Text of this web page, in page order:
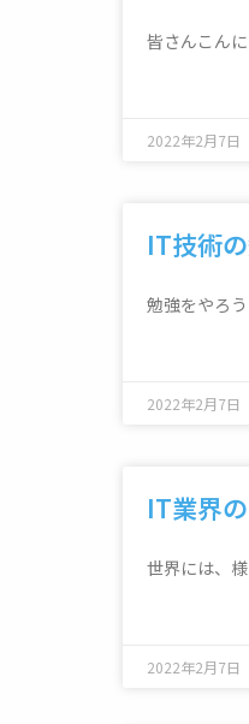
皆さんこん
2022年2月7日
IT技術
勉強をやろ
2022年2月7日
IT業界
世界には、
2022年2月7日